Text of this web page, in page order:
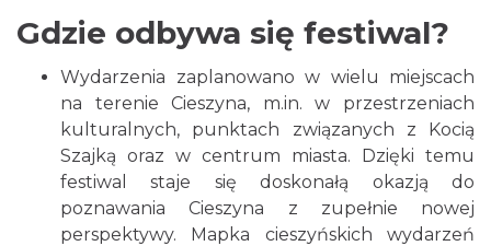
Cieszyn
2026-08-23
1.65 km
Gdzie odbywa się festiwal?
Wydarzenia zaplanowano w wielu miejscach
na terenie Cieszyna, m.in. w przestrzeniach
kulturalnych, punktach związanych z Kocią
Szajką oraz w centrum miasta. Dzięki temu
festiwal staje się doskonałą okazją do
poznawania Cieszyna z zupełnie nowej
perspektywy. Mapka cieszyńskich wydarzeń